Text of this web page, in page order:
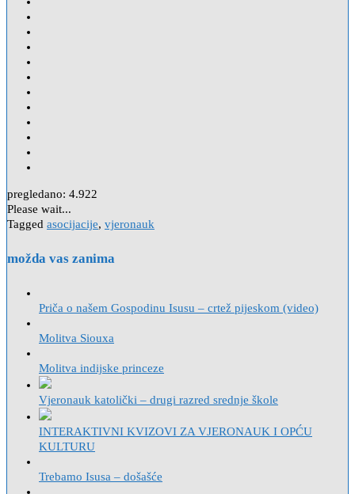
pregledano: 4.922
Please wait...
Tagged asocijacije, vjeronauk
možda vas zanima
Priča o našem Gospodinu Isusu – crtež pijeskom (video)
Molitva Siouxa
Molitva indijske princeze
Vjeronauk katolički – drugi razred srednje škole
INTERAKTIVNI KVIZOVI ZA VJERONAUK I OPĆU
KULTURU
Trebamo Isusa – došašće